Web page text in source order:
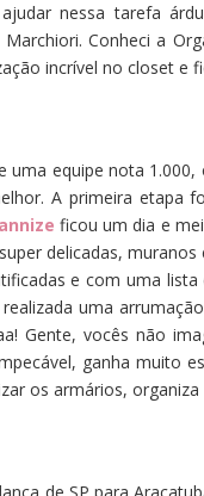
nessa tarefa
Marchiori. Conheci a
incrível no closet e
uma equipe nota
A primeira etapa
ficou um dia e
delicadas,
e com uma
uma
Gente, vocês não
ganha muito
os armários, organiza